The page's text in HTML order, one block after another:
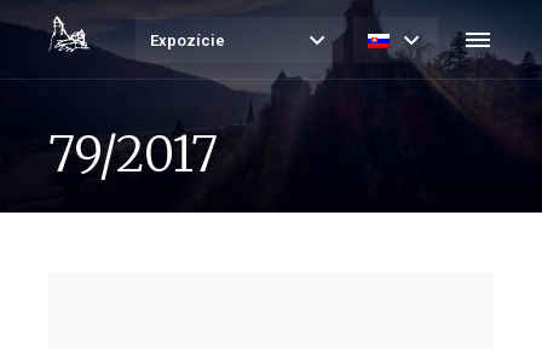
Expozície
79/2017